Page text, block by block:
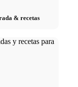
& recetas